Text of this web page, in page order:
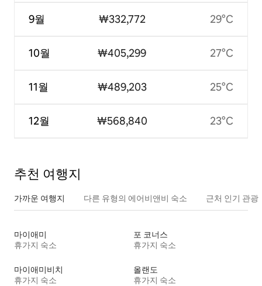
9월
10월
11월
12월
₩332,772
₩405,299
₩489,203
₩568,840
29°C
27°C
25°C
23°C
추천 여행지
가까운 여행지 다른 유형의 에어비앤비 숙소 근처 인기 관광
마이애미
휴가지 숙소
포 코너스
휴가지 숙소
마이애미비치
휴가지 숙소
올랜도
휴가지 숙소